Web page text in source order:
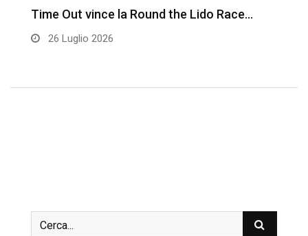
Time Out vince la Round the Lido Race…
26 Luglio 2026